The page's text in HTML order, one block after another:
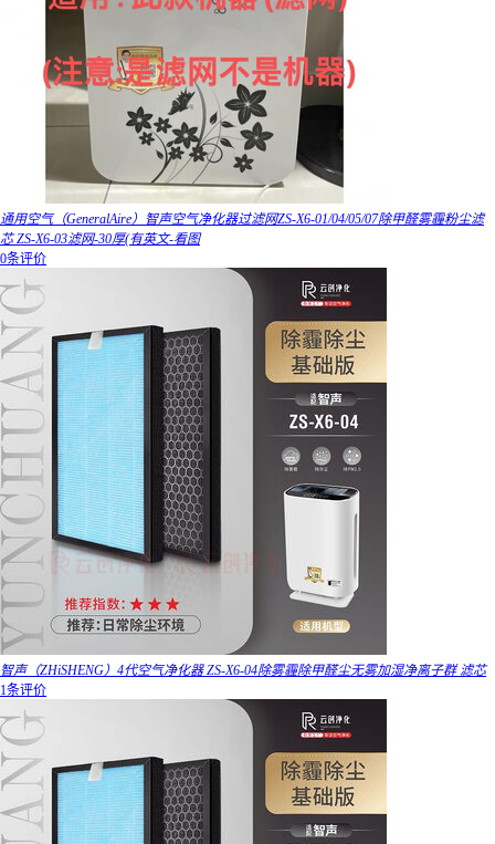
通用空气（GeneralAire）智声空气净化器过滤网ZS-X6-01/04/05/07除甲醛雾霾粉尘滤
芯 ZS-X6-03滤网-30厚(有英文-看图
0条评价
智声（ZHiSHENG）4代空气净化器 ZS-X6-04除雾霾除甲醛尘无雾加湿净离子群 滤芯
1条评价